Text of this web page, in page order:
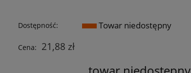
Dostępność: Towar niedostępny
Cena: 21,88 zł